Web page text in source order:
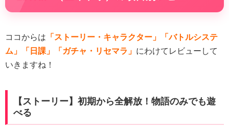
ココからは 「ストーリー・キャラクター」「バトルシステ
ム」「日課」「ガチャ・リセマラ」 にわけてレビューして
いきますね！
【ストーリー】初期から全解放！物語のみでも遊
べる